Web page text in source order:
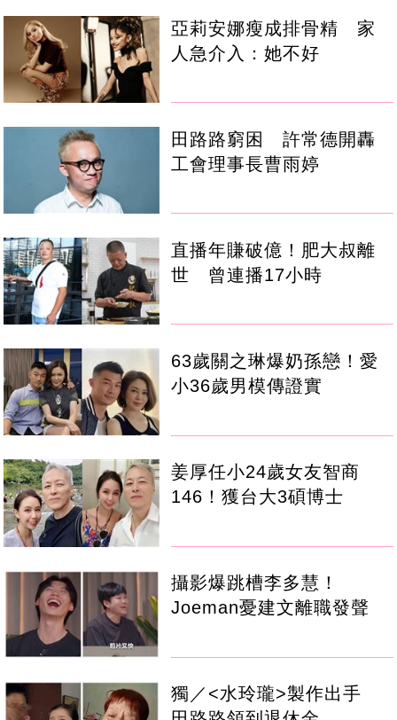
亞莉安娜瘦成排骨精 家
人急介入：她不好
田路路窮困 許常德開轟
工會理事長曹雨婷
直播年賺破億！肥大叔離
世 曾連播17小時
63歲關之琳爆奶孫戀！愛
小36歲男模傳證實
姜厚任小24歲女友智商
146！獲台大3碩博士
攝影爆跳槽李多慧！
Joeman憂建文離職發聲
獨／<水玲瓏>製作出手